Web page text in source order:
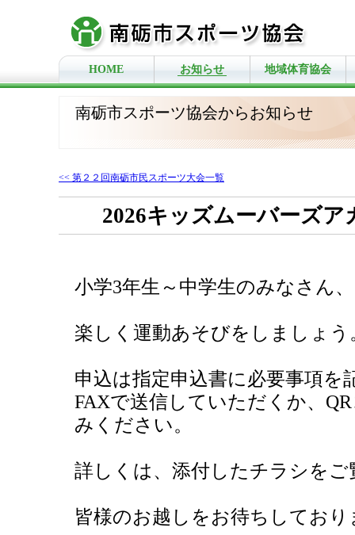
HOME お知らせ 地域体育協会
南砺市スポーツ協会からお知らせ
<< 第２２回南砺市民スポーツ大会一覧
2026キッズムーバーズア
小学3年生～中学生のみなさん、
楽しく運動あそびをしましょう
申込は指定申込書に必要事項を
FAXで送信していただくか、
みください。
詳しくは、添付したチラシをご
皆様のお越しをお待ちしており